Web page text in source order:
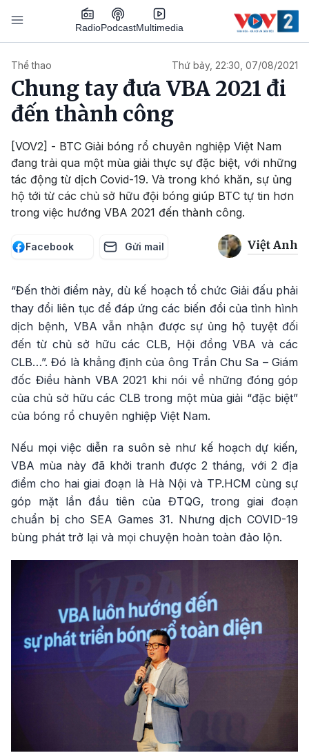
Nhảy đến nội dung
RadioPodcastMultimedia
Thể thao Thứ bảy, 22:30, 07/08/2021
Chung tay đưa VBA 2021 đi
đến thành công
[VOV2] - BTC Giải bóng rổ chuyên nghiệp Việt Nam
đang trải qua một mùa giải thực sự đặc biệt, với những
tác động từ dịch Covid-19. Và trong khó khăn, sự ủng
hộ tới từ các chủ sở hữu đội bóng giúp BTC tự tin hơn
trong việc hướng VBA 2021 đến thành công.
Facebook Gửi mail Việt Anh
“Đến thời điểm này, dù kế hoạch tổ chức Giải đấu phải
thay đổi liên tục để đáp ứng các biến đổi của tình hình
dịch bệnh, VBA vẫn nhận được sự ủng hộ tuyệt đối
đến từ chủ sở hữu các CLB, Hội đồng VBA và các
CLB…”. Đó là khẳng định của ông Trần Chu Sa – Giám
đốc Điều hành VBA 2021 khi nói về những đóng góp
của chủ sở hữu các CLB trong một mùa giải “đặc biệt”
của bóng rổ chuyên nghiệp Việt Nam.
Nếu mọi việc diễn ra suôn sẻ như kế hoạch dự kiến,
VBA mùa này đã khởi tranh được 2 tháng, với 2 địa
điểm cho hai giai đoạn là Hà Nội và TP.HCM cùng sự
góp mặt lần đầu tiên của ĐTQG, trong giai đoạn
chuẩn bị cho SEA Games 31. Nhưng dịch COVID-19
bùng phát trở lại và mọi chuyện hoàn toàn đảo lộn.